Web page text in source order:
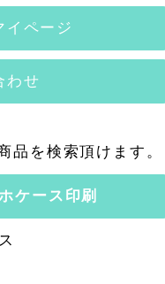
イページ
わせ
品を検索頂けます。
ケース印刷